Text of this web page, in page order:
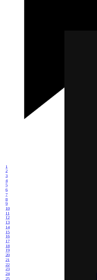
1
2
3
4
5
6
7
8
9
10
11
12
13
14
15
16
17
18
19
20
21
22
23
24
25